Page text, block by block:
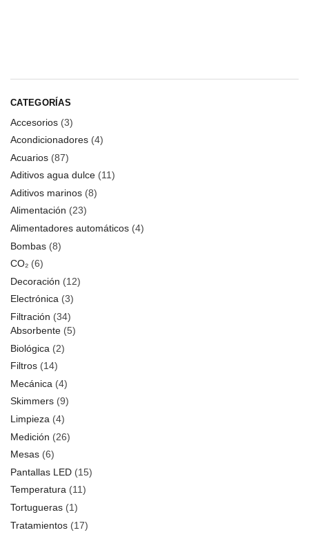
CATEGORÍAS
Accesorios (3)
Acondicionadores (4)
Acuarios (87)
Aditivos agua dulce (11)
Aditivos marinos (8)
Alimentación (23)
Alimentadores automáticos (4)
Bombas (8)
CO₂ (6)
Decoración (12)
Electrónica (3)
Filtración (34)
Absorbente (5)
Biológica (2)
Filtros (14)
Mecánica (4)
Skimmers (9)
Limpieza (4)
Medición (26)
Mesas (6)
Pantallas LED (15)
Temperatura (11)
Tortugueras (1)
Tratamientos (17)